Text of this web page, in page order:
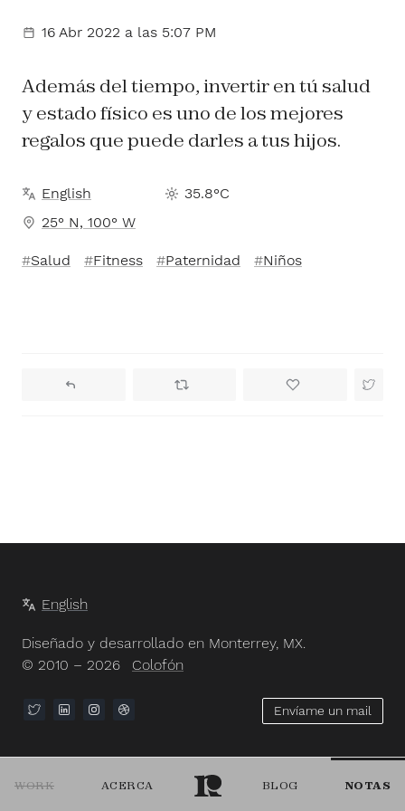
WORK ACERCA BLOG NOTAS
16 Abr 2022 a las 5:07 PM
Además del tiempo, invertir en tú salud
y estado físico es uno de los mejores
regalos que puede darles a tus hijos.
English
35.8°C
25° N, 100° W
Salud Fitness Paternidad Niños
English
Diseñado y desarrollado en Monterrey, MX.
© 2010 – 2026
Colofón
Envíame un mail